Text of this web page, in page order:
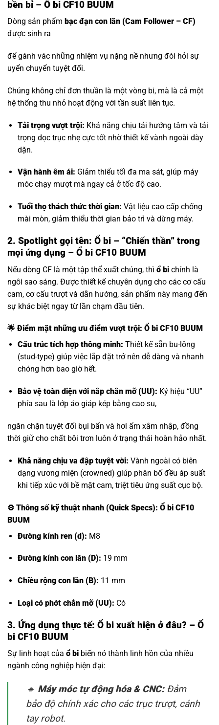
bền bỉ – Ổ bi CF10 BUUM
Dòng sản phẩm bạc đạn con lăn (Cam Follower – CF)
được sinh ra
để gánh vác những nhiệm vụ nặng nề nhưng đòi hỏi sự
uyển chuyển tuyệt đối.
Chúng không chỉ đơn thuần là một vòng bi, mà là cả một
hệ thống thu nhỏ hoạt động với tần suất liên tục.
Tải trọng vượt trội: Khả năng chịu tải hướng tâm và tải
trọng dọc trục nhẹ cực tốt nhờ thiết kế vành ngoài dày
dặn.
Vận hành êm ái: Giảm thiểu tối đa ma sát, giúp máy
móc chạy mượt mà ngay cả ở tốc độ cao.
Tuổi thọ thách thức thời gian: Vật liệu cao cấp chống
mài mòn, giảm thiểu thời gian bảo trì và dừng máy.
2. Spotlight gọi tên: Ổ bi – “Chiến thần” trong
mọi ứng dụng – Ổ bi CF10 BUUM
Nếu dòng CF là một tập thể xuất chúng, thì ổ bi chính là
ngôi sao sáng. Được thiết kế chuyên dụng cho các cơ cấu
cam, cơ cấu trượt và dẫn hướng, sản phẩm này mang đến
sự khác biệt ngay từ lần chạm đầu tiên.
🌟 Điểm mặt những ưu điểm vượt trội: Ổ bi CF10 BUUM
Cấu trúc tích hợp thông minh: Thiết kế sẵn bu-lông
(stud-type) giúp việc lắp đặt trở nên dễ dàng và nhanh
chóng hơn bao giờ hết.
Bảo vệ toàn diện với nắp chắn mỡ (UU): Ký hiệu “UU”
phía sau là lớp áo giáp kép bằng cao su,
ngăn chặn tuyệt đối bụi bẩn và hơi ẩm xâm nhập, đồng
thời giữ cho chất bôi trơn luôn ở trạng thái hoàn hảo nhất.
Khả năng chịu va đập tuyệt vời: Vành ngoài có biên
dạng vương miện (crowned) giúp phân bố đều áp suất
khi tiếp xúc với bề mặt cam, triệt tiêu ứng suất cục bộ.
⚙️ Thông số kỹ thuật nhanh (Quick Specs): Ổ bi CF10
BUUM
Đường kính ren (d): M8
Đường kính con lăn (D): 19 mm
Chiều rộng con lăn (B): 11 mm
Loại có phớt chắn mỡ (UU): Có
3. Ứng dụng thực tế: Ổ bi xuất hiện ở đâu? – Ổ
bi CF10 BUUM
Sự linh hoạt của ổ bi biến nó thành linh hồn của nhiều
ngành công nghiệp hiện đại:
🔹 Máy móc tự động hóa & CNC:Đảm
bảo độ chính xác cho các trục trượt, cánh
tay robot.